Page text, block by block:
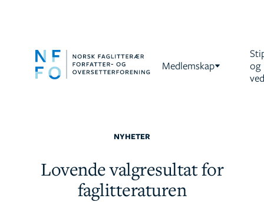
Medlemskap
og
NYHETER
Lovende valgresultat for
faglitteraturen